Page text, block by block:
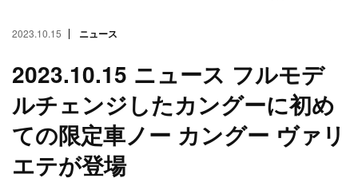
2023.10.15 ニュース
2023.10.15 ニュース フルモデ
ルチェンジしたカングーに初め
ての限定車ノー カングー ヴァリ
エテが登場